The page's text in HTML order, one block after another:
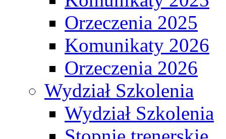
Orzeczenia 2025
Komunikaty 2026
Orzeczenia 2026
Wydział Szkolenia
Wydział Szkolenia